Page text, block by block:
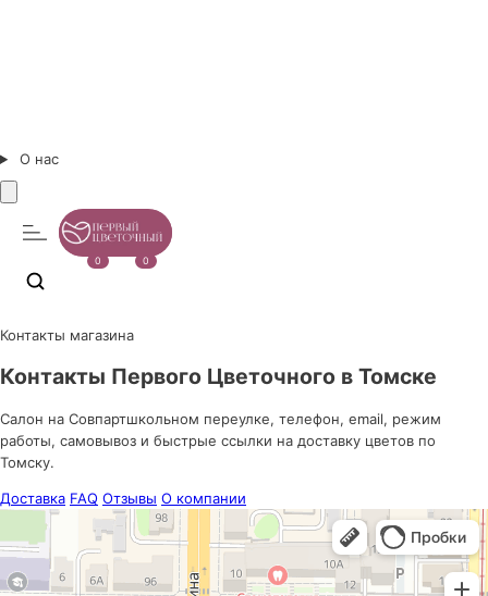
О нас
0 0
Контакты магазина
Контакты Первого Цветочного в Томске
Салон на Совпартшкольном переулке, телефон, email, режим
работы, самовывоз и быстрые ссылки на доставку цветов по
Томску.
Доставка FAQ Отзывы О компании